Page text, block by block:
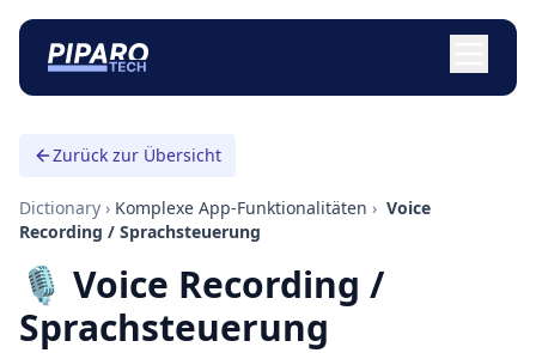
Zurück zur Übersicht
Dictionary › Komplexe App-Funktionalitäten › ️ Voice
Recording / Sprachsteuerung
🎙️ Voice Recording /
Sprachsteuerung